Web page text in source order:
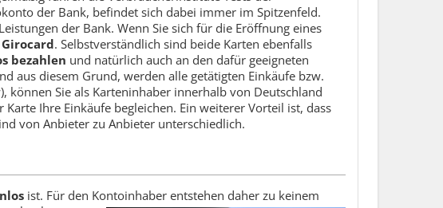
der Bank, befindet sich dabei immer im Spitzenfeld.
der Bank. Wenn Sie sich für die Eröffnung eines
Girocard. Selbstverständlich sind beide Karten ebenfalls
bezahlen und natürlich auch an den dafür geeigneten
aus diesem Grund, werden alle getätigten Einkäufe bzw.
können Sie als Karteninhaber innerhalb von Deutschland
Ihre Einkäufe begleichen. Ein weiterer Vorteil ist, dass
von Anbieter zu Anbieter unterschiedlich.
ist. Für den Kontoinhaber entstehen daher zu keinem